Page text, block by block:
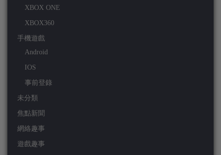
XBOX ONE
XBOX360
手機遊戲
Android
IOS
事前登錄
未分類
焦點新聞
網絡趣事
遊戲趣事